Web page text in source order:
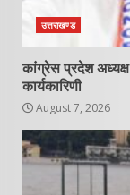
उत्तराखण्ड
कांग्रेस प्रदेश
कार्यकारिणी
August 7, 2026